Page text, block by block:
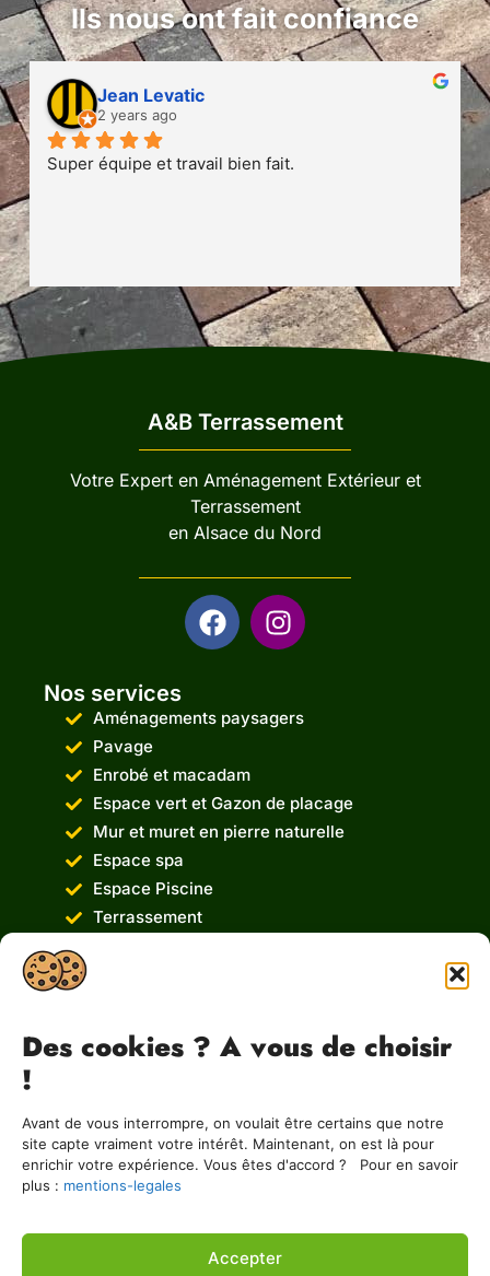
Des cookies ? A vous de choisir
!
Avant de vous interrompre, on voulait être certains que notre
site capte vraiment votre intérêt. Maintenant, on est là pour
enrichir votre expérience. Vous êtes d'accord ? Pour en savoir
plus : mentions-legales
Accepter
Ils nous ont fait confiance
Jean Levatic
2 years ago
Super équipe et travail bien fait.
A&B Terrassement
Votre Expert en Aménagement Extérieur et
Terrassement
en Alsace du Nord
Nos services
Aménagements paysagers
Pavage
Enrobé et macadam
Espace vert et Gazon de placage
Mur et muret en pierre naturelle
Espace spa
Espace Piscine
Terrassement
A&B Terrassement
09 81 83 71 72
terrassement.aetb@gmail.com